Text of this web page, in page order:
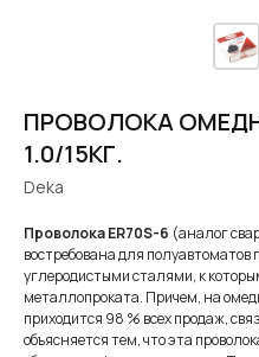
ПРОВОЛОКА
1.0/15КГ.
Deka
Проволока ER70S-6 (аналог
востребована для
углеродистыми сталями, к
металлопроката. Причем, на
приходится 98 % всех продаж,
объясняется тем, что эта